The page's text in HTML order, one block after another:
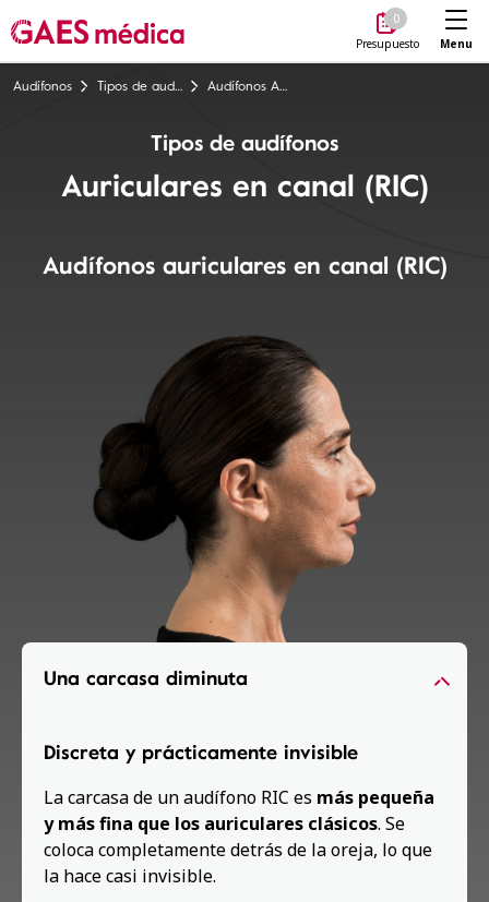
0
Presupuesto Menu
Audífonos Tipos de audífonos Audífonos Auriculares en canal (RIC)
Tipos de audífonos
Auriculares en canal (RIC)
Audífonos auriculares en canal (RIC)
Una carcasa diminuta
Discreta y prácticamente invisible
La carcasa de un audífono RIC es más pequeña
y más fina que los auriculares clásicos. Se
coloca completamente detrás de la oreja, lo que
la hace casi invisible.